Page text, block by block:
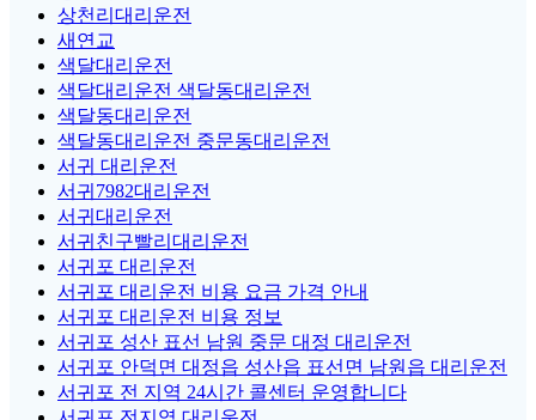
상천리대리운전
새연교
색달대리운전
색달대리운전 색달동대리운전
색달동대리운전
색달동대리운전 중문동대리운전
서귀 대리운전
서귀7982대리운전
서귀대리운전
서귀친구빨리대리운전
서귀포 대리운전
서귀포 대리운전 비용 요금 가격 안내
서귀포 대리운전 비용 정보
서귀포 성산 표선 남원 중문 대정 대리운전
서귀포 안덕면 대정읍 성산읍 표선면 남원읍 대리운전
서귀포 전 지역 24시간 콜센터 운영합니다